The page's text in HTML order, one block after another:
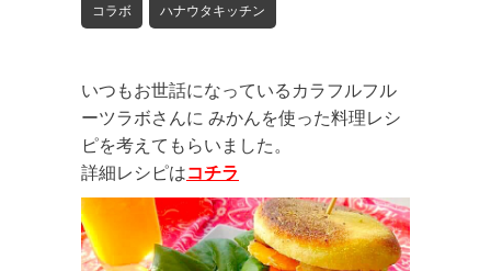
コラボ ハナウタキッチン
いつもお世話になっているカラフルフル
ーツラボさんに みかんを使った料理レシ
ピを考えてもらいました。
詳細レシピはコチラ